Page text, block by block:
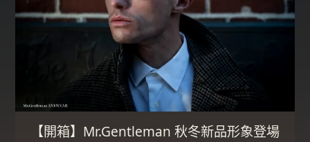
【開箱】Mr.Gentleman 秋冬新品形象登場